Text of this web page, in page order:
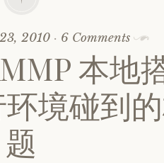
2010 · 6 Comments
本地
境碰到
题